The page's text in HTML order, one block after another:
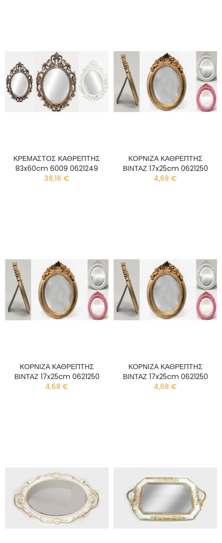
ΚΡΕΜΑΣΤΟΣ ΚΑΘΡΕΠΤΗΣ
83x60cm 6009 0621249
38,16 €
ΚΟΡΝΙΖΑ ΚΑΘΡΕΠΤΗΣ
ΒΙΝΤΑΖ 17x25cm 0621250
4,68 €
ΚΟΡΝΙΖΑ ΚΑΘΡΕΠΤΗΣ
ΒΙΝΤΑΖ 17x25cm 0621250
4,68 €
ΚΟΡΝΙΖΑ ΚΑΘΡΕΠΤΗΣ
ΒΙΝΤΑΖ 17x25cm 0621250
4,68 €